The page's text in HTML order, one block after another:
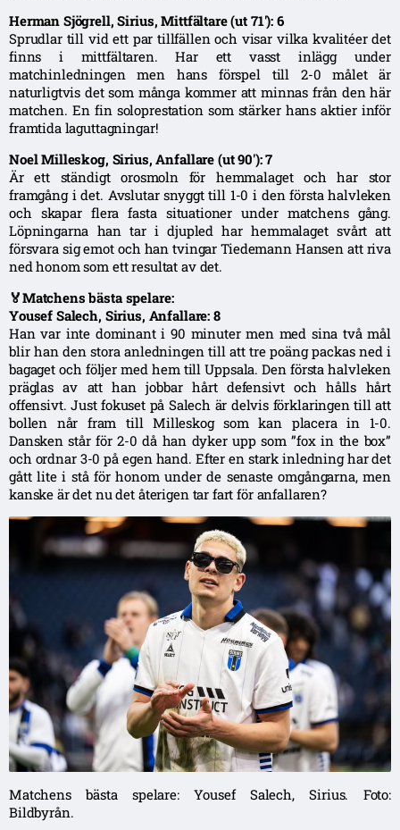
Herman Sjögrell, Sirius, Mittfältare (ut 71′): 6
Sprudlar till vid ett par tillfällen och visar vilka kvalitéer det
finns i mittfältaren. Har ett vasst inlägg under
matchinledningen men hans förspel till 2-0 målet är
naturligtvis det som många kommer att minnas från den här
matchen. En fin soloprestation som stärker hans aktier inför
framtida laguttagningar!
Noel Milleskog, Sirius, Anfallare (ut 90′): 7
Är ett ständigt orosmoln för hemmalaget och har stor
framgång i det. Avslutar snyggt till 1-0 i den första halvleken
och skapar flera fasta situationer under matchens gång.
Löpningarna han tar i djupled har hemmalaget svårt att
försvara sig emot och han tvingar Tiedemann Hansen att riva
ned honom som ett resultat av det.
🏅Matchens bästa spelare:
Yousef Salech, Sirius, Anfallare: 8
Han var inte dominant i 90 minuter men med sina två mål
blir han den stora anledningen till att tre poäng packas ned i
bagaget och följer med hem till Uppsala. Den första halvleken
präglas av att han jobbar hårt defensivt och hålls hårt
offensivt. Just fokuset på Salech är delvis förklaringen till att
bollen når fram till Milleskog som kan placera in 1-0.
Dansken står för 2-0 då han dyker upp som ”fox in the box”
och ordnar 3-0 på egen hand. Efter en stark inledning har det
gått lite i stå för honom under de senaste omgångarna, men
kanske är det nu det återigen tar fart för anfallaren?
Matchens bästa spelare: Yousef Salech, Sirius. Foto:
Bildbyrån.